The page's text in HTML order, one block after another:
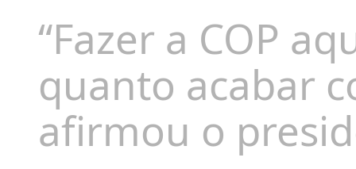
“Fazer a COP
quanto acabar
afirmou o